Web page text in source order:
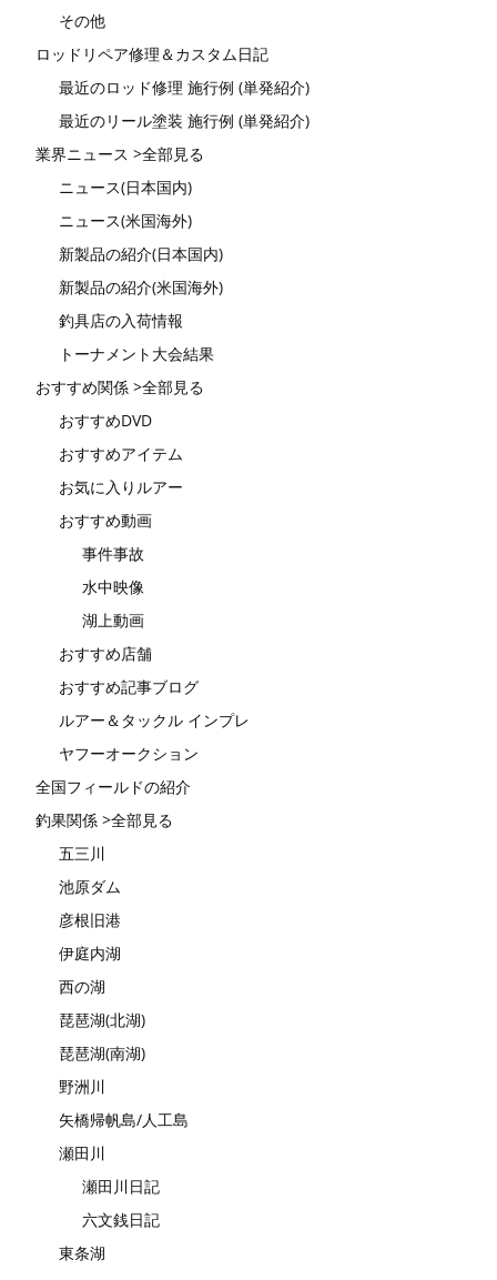
その他
ロッドリペア修理＆カスタム日記
最近のロッド修理 施行例 (単発紹介)
最近のリール塗装 施行例 (単発紹介)
業界ニュース >全部見る
ニュース(日本国内)
ニュース(米国海外)
新製品の紹介(日本国内)
新製品の紹介(米国海外)
釣具店の入荷情報
トーナメント大会結果
おすすめ関係 >全部見る
おすすめDVD
おすすめアイテム
お気に入りルアー
おすすめ動画
事件事故
水中映像
湖上動画
おすすめ店舗
おすすめ記事ブログ
ルアー＆タックル インプレ
ヤフーオークション
全国フィールドの紹介
釣果関係 >全部見る
五三川
池原ダム
彦根旧港
伊庭内湖
西の湖
琵琶湖(北湖)
琵琶湖(南湖)
野洲川
矢橋帰帆島/人工島
瀬田川
瀬田川日記
六文銭日記
東条湖